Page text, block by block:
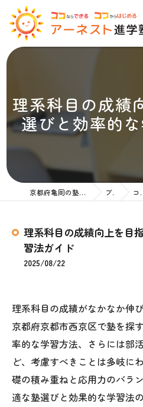
理系科目の成績
選びと効率的
京都府亀岡の塾ならアーネスト進学塾 ブログ コラム
理系科目の成績向上を目
習法ガイド
2025/08/22
理系科目の成績がなかなか伸
京都府京都市西京区で塾を探
率的な学習方法、さらには部
ど、考慮すべきことは多岐に
礎の積み重ねと応用力のバラ
適な塾選びと効果的な学習法